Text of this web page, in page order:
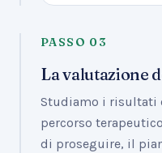
PASSO 03
La valutazione
Studiamo i risultati
percorso
di proseguire, il